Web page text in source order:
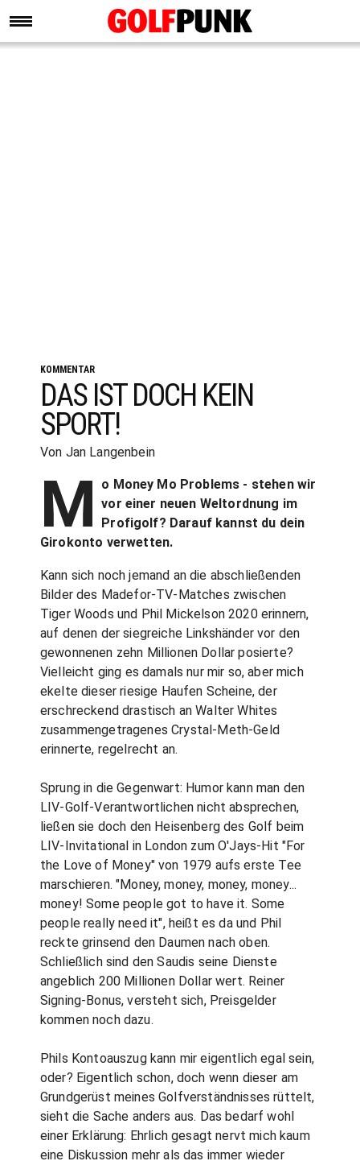
KOMMENTAR
DAS IST DOCH KEIN
SPORT!
Von Jan Langenbein
M
o Money Mo Problems - stehen wir
vor einer neuen Weltordnung im
Profigolf? Darauf kannst du dein
Girokonto verwetten.
Kann sich noch jemand an die abschließenden
Bilder des Madefor-TV-Matches zwischen
Tiger Woods und Phil Mickelson 2020 erinnern,
auf denen der siegreiche Linkshänder vor den
gewonnenen zehn Millionen Dollar posierte?
Vielleicht ging es damals nur mir so, aber mich
ekelte dieser riesige Haufen Scheine, der
erschreckend drastisch an Walter Whites
zusammengetragenes Crystal-Meth-Geld
erinnerte, regelrecht an.
Sprung in die Gegenwart: Humor kann man den
LIV-Golf-Verantwortlichen nicht absprechen,
ließen sie doch den Heisenberg des Golf beim
LIV-Invitational in London zum O'Jays-Hit "For
the Love of Money" von 1979 aufs erste Tee
marschieren. "Money, money, money, money...
money! Some people got to have it. Some
people really need it", heißt es da und Phil
reckte grinsend den Daumen nach oben.
Schließlich sind den Saudis seine Dienste
angeblich 200 Millionen Dollar wert. Reiner
Signing-Bonus, versteht sich, Preisgelder
kommen noch dazu.
Phils Kontoauszug kann mir eigentlich egal sein,
oder? Eigentlich schon, doch wenn dieser am
Grundgerüst meines Golfverständnisses rüttelt,
sieht die Sache anders aus. Das bedarf wohl
einer Erklärung: Ehrlich gesagt nervt mich kaum
eine Diskussion mehr als das immer wieder